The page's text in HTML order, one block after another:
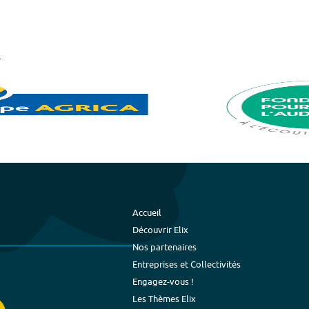
Accueil
Découvrir Elix
Nos partenaires
Entreprises et Collectivités
Engagez-vous !
Les Thèmes Elix